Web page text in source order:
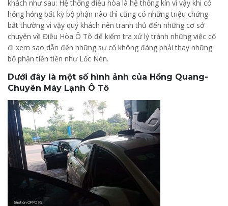
khách như sau: Hệ thống điều hòa là hệ thống kín vì vậy khi có
hỏng hỏng bất kỳ bộ phận nào thì cũng có những triệu chứng
bất thường vì vậy quý khách nên tranh thủ đến những cơ sở
chuyên về Điều Hòa Ô Tô để kiểm tra xử lý tránh những việc cố
đi xem sao dẫn đến những sự cố không đáng phải thay những
bộ phận tiền tiền như Lốc Nén.
Dưới đây là một số hình ảnh của Hồng Quang-
Chuyên Máy Lạnh Ô Tô